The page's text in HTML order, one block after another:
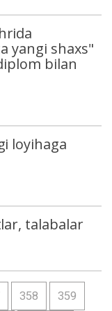
yangi shaxs"
bilan
loyihaga
talabalar
358 359